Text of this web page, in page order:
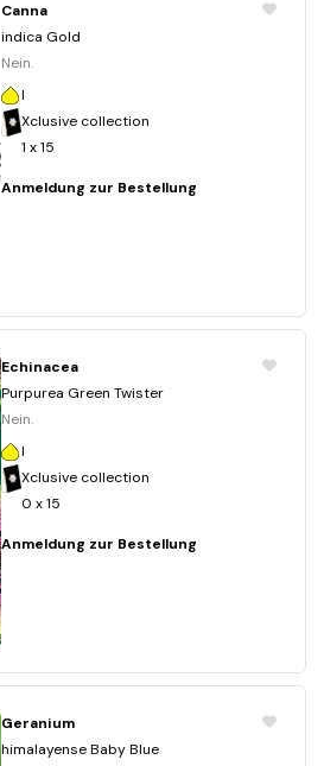
Canna
indica Gold
Nein.
I
Xclusive collection
1 x 15
Anmeldung zur Bestellung
Echinacea
Purpurea Green Twister
Nein.
I
Xclusive collection
0 x 15
Anmeldung zur Bestellung
Geranium
himalayense Baby Blue